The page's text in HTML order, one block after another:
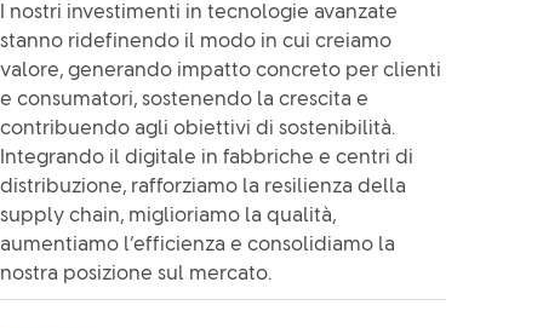
I nostri investimenti in tecnologie avanzate
stanno ridefinendo il modo in cui creiamo
valore, generando impatto concreto per clienti
e consumatori, sostenendo la crescita e
contribuendo agli obiettivi di sostenibilità.
Integrando il digitale in fabbriche e centri di
distribuzione, rafforziamo la resilienza della
supply chain, miglioriamo la qualità,
aumentiamo l’efficienza e consolidiamo la
nostra posizione sul mercato.